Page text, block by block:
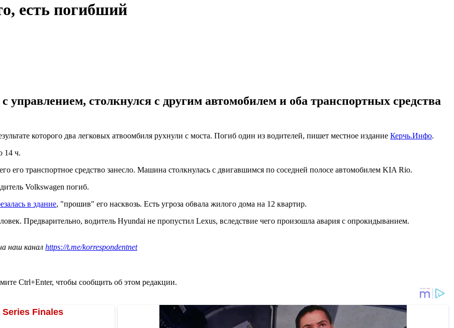
есть погибший
управлением, столкнулся с другим автомобилем и оба транспортных средства
которого два легковых атвоомбиля рухнули с моста. Погиб один из водителей, пишет местное издание Керчь.Инфо.
14 ч.
его транспортное средство занесло. Машина столкнулась с двигавшимся по соседней полосе автомобилем KIA Rio.
Volkswagen погиб.
в здание, "прошив" его насквозь. Есть угроза обвала жилого дома на 12 квартир.
Предварительно, водитель Hyundai не пропустил Lexus, вследствие чего произошла авария с опрокидыванием.
наш канал https://t.me/korrespondentnet
Ctrl+Enter, чтобы сообщить об этом редакции.